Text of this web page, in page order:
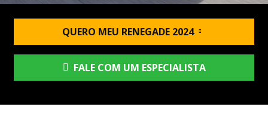
QUERO MEU RENEGADE 2024
FALE COM UM ESPECIALISTA